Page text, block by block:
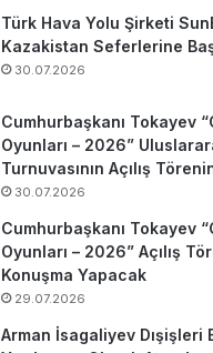
Türk Hava Yolu Şirketi
Kazakistan Seferlerine
30.07.2026
Cumhurbaşkanı Tokayev
Oyunları – 2026”
Turnuvasının Açılış
30.07.2026
Cumhurbaşkanı Tokayev
Oyunları – 2026” Açılış
Konuşma Yapacak
29.07.2026
Arman İsagaliyev Dışişleri